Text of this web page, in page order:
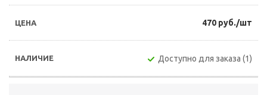
470 руб./шт
Доступно для заказа (1)